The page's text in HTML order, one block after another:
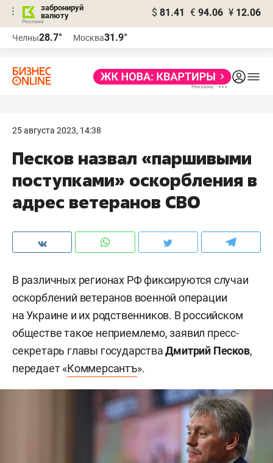
забронируй
валюту
$ 81.41 € 94.06 ¥ 12.06
Челны28.7° Москва31.9°
25 августа 2023, 14:38
Песков назвал «паршивыми
поступками» оскорбления в
адрес ветеранов СВО
В различных регионах РФ фиксируются случаи
оскорблений ветеранов военной операции
на Украине и их родственников. В российском
обществе такое неприемлемо, заявил пресс-
секретарь главы государстваДмитрий Песков,
передает «Коммерсантъ».